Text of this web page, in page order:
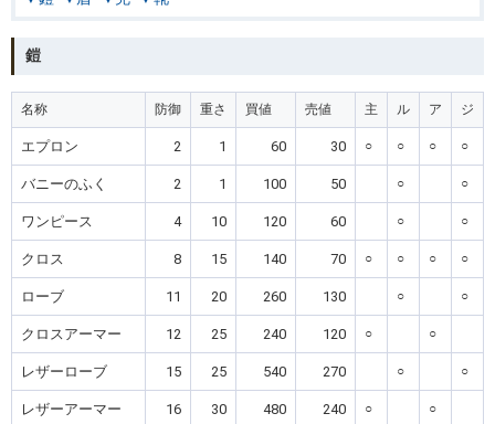
鎧
名称 防御 重さ 買値 売値 主 ル ア ジ
エプロン 2 1 60 30 ○ ○ ○ ○
バニーのふく 2 1 100 50 ○ ○
ワンピース 4 10 120 60 ○ ○
クロス 8 15 140 70 ○ ○ ○ ○
ローブ 11 20 260 130 ○ ○
クロスアーマー 12 25 240 120 ○ ○
レザーローブ 15 25 540 270 ○ ○
レザーアーマー 16 30 480 240 ○ ○